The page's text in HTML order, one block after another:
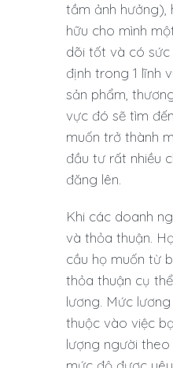
tầm ảnh hưởng),
hữu cho mình
dõi tốt và có sức
định trong 1 lĩnh
sản phẩm,
vực đó sẽ tìm
muốn trở thành
đầu tư rất nhiều
đăng lên.
Khi các doanh
và thỏa thuận.
cầu họ muốn từ
thỏa thuận cụ
lương. Mức
thuộc vào việc
lượng người